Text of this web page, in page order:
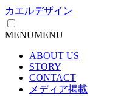
カエルデザイン
MENUMENU
ABOUT US
STORY
CONTACT
メディア掲載